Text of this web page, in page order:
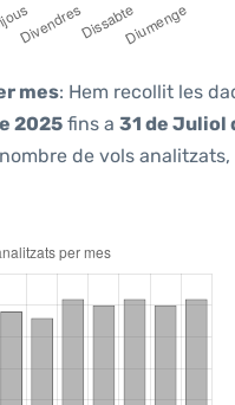
mes: Hem recollit les
2025 fins a 31 de Juliol
de vols